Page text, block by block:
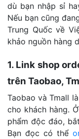
dù bạn nhập sỉ
Nếu bạn cũng
Trung Quốc về
khảo nguồn hàng
1. Link shop
trên Taobao,
Taobao và Tmall
cho khách hàng.
phẩm độc đáo,
Bạn đọc có thể